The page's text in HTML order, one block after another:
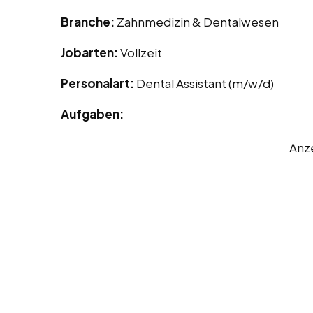
Branche: Zahnmedizin & Dentalwesen
Jobarten:Vollzeit
Personalart: Dental Assistant (m/w/d)
Aufgaben: